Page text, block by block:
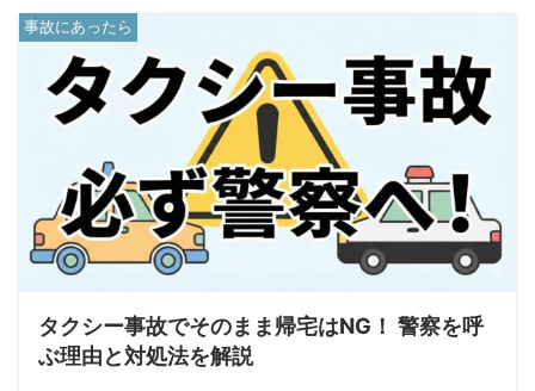
事故にあったら
タクシー事故でそのまま帰宅はNG！ 警察を呼
ぶ理由と対処法を解説